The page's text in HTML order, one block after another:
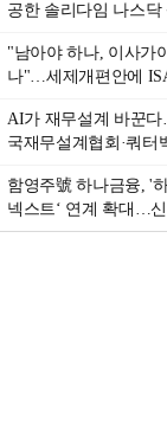
공한 솔리다임 나스닥
"남아야 하나, 이사가
나"…세제개편안에
AI가 재무설계 바꾼
국재무설계협회·쿼터
함영주號 하나금융, '
넥스트‘ 연계 확대…
수료 2배 증가 효과 [